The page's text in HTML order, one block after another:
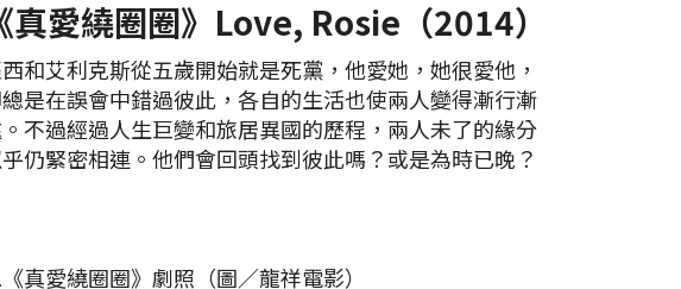
真愛繞圈圈》Love, Rosie（2014）
和艾利克斯從五歲開始就是死黨，他愛她，她很愛他，
是在誤會中錯過彼此，各自的生活也使兩人變得漸行漸
不過經過人生巨變和旅居異國的歷程，兩人未了的緣分
仍緊密相連。他們會回頭找到彼此嗎？或是為時已晚？
真愛繞圈圈》劇照（圖／龍祥電影）